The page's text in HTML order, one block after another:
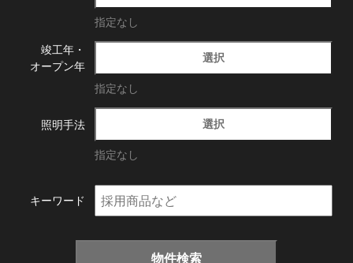
指定なし
竣工年・
オープン年
選択
指定なし
照明手法 選択
指定なし
キーワード
物件検索